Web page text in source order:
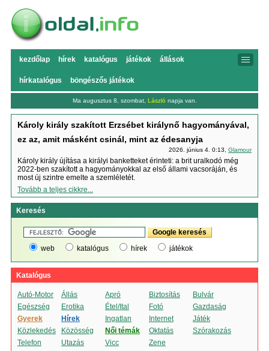
kezdőlap hírek katalógus játékok állások
hírkatalógus böngészős játékok
Ma augusztus 8, szombat, László napja van.
Károly király szakított Erzsébet királynő hagyományával,
ez az, amit másként csinál, mint az édesanyja
2026. június 4. 0:13,Glamour
Károly király újítása a királyi banketteket érinteti: a brit uralkodó még
2022-ben szakított a hagyományokkal az első állami vacsoráján, és
most új szintre emelte a szemléletét.
Tovább a teljes cikkre...
Keresés
web katalógus hírek játékok
Katalógus
Autó-Motor Állás Apró Biztosítás
Bulvár
Egészség
Erotika Étel/Ital Fotó
Gazdaság
Gyerek
Hírek Ingatlan Internet
Játék
Közlekedés
Közösség Női témák Oktatás
Szórakozás
Telefon
Utazás Vicc
Zene